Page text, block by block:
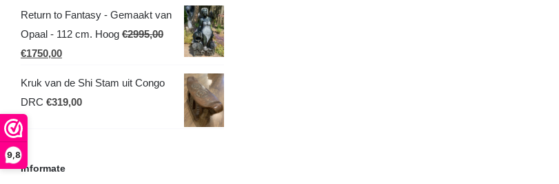
9,8
Return to Fantasy - Gemaakt van
Opaal - 112 cm. Hoog €2995,00
Oorspronkelijke
€1750,00Huidige
€1750,00.
Kruk van de Shi Stam uit Congo
DRC €319,00
Informate